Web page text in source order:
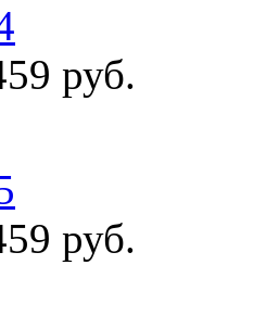
руб.
руб.